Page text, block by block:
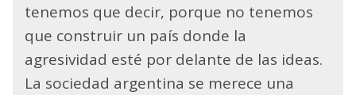
tenemos que decir, porque no tenemos
que construir un país donde la
agresividad esté por delante de las ideas.
La sociedad argentina se merece una